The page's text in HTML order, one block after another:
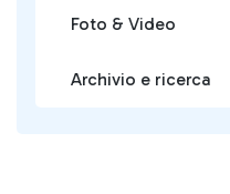
Foto & Video
Archivio e ricerca